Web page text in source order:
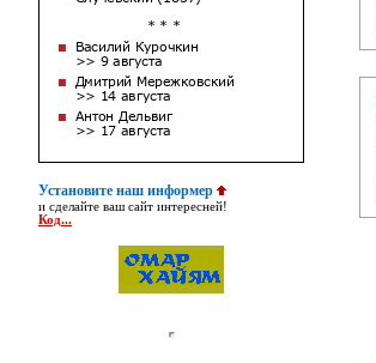
Установите наш информер
и сделайте ваш сайт интересней!
Код...